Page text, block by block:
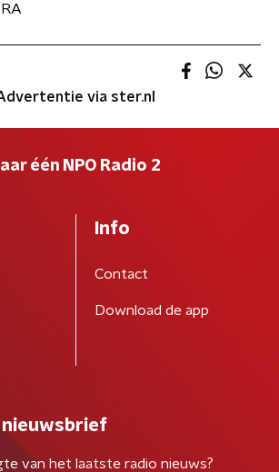
via ster.nl
één NPO Radio 2
Info
Contact
Download de app
nieuwsbrief
van het laatste radio nieuws?